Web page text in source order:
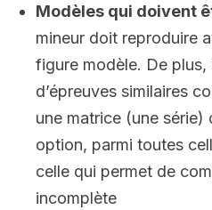
Modèles qui doivent
mineur doit reproduire
figure modèle. De plus,
d’épreuves similaires
une matrice (une série)
option, parmi toutes
celle qui permet de
incomplète